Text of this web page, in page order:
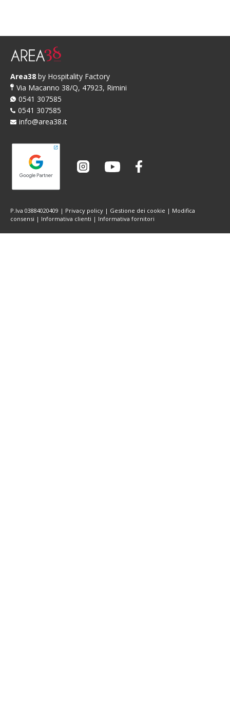
Area38 by Hospitality Factory
Via Macanno 38/Q, 47923, Rimini
0541 307585
0541 307585
info@area38.it
P.Iva 03884020409 | Privacy policy | Gestione dei cookie | Modifica
consensi | Informativa clienti | Informativa fornitori